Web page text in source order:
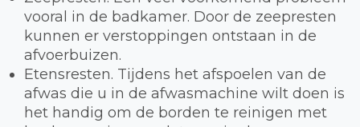
vooral in de badkamer. Door de zeepresten
kunnen er verstoppingen ontstaan in de
afvoerbuizen.
Etensresten. Tijdens het afspoelen van de
afwas die u in de afwasmachine wilt doen is
het handig om de borden te reinigen met